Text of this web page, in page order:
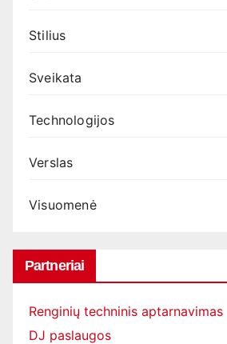
Stilius
Sveikata
Technologijos
Verslas
Visuomenė
Partneriai
Renginių techninis aptarnavimas
DJ paslaugos